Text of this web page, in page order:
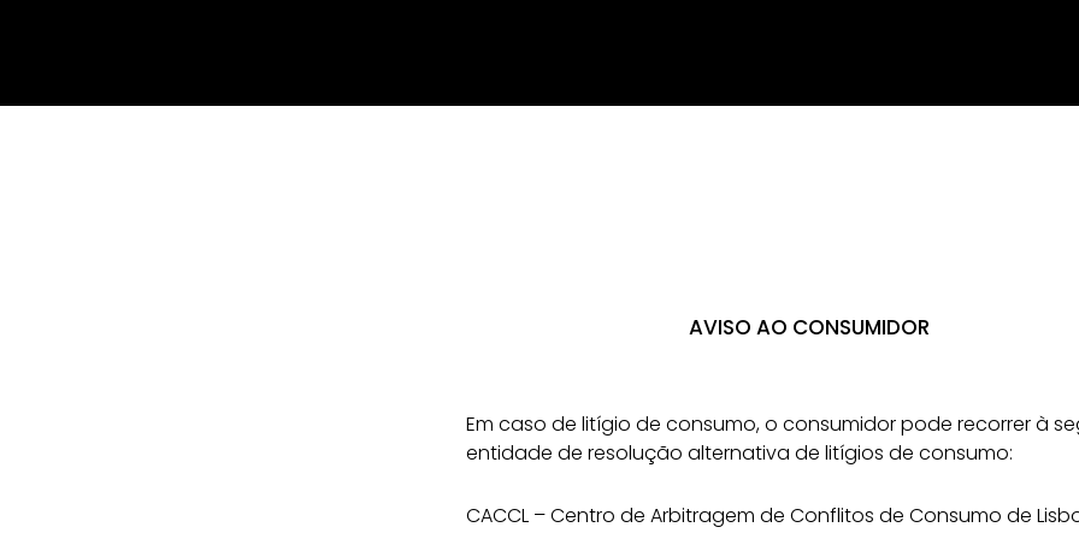
AVISO AO CONSUMIDOR
Em caso de litígio de consumo, o consumidor pode recorrer à
entidade de resolução alternativa de litígios de consumo:
CACCL – Centro de Arbitragem de Conflitos de Consumo de